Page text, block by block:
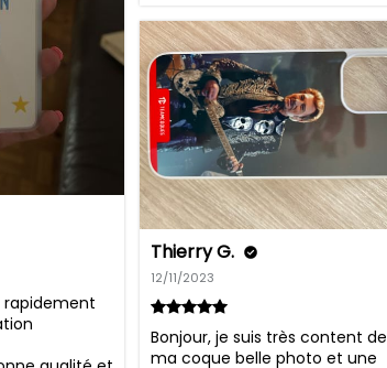
Thierry G.
12/11/2023
Bonjour, je suis très content de
ma coque belle photo et une